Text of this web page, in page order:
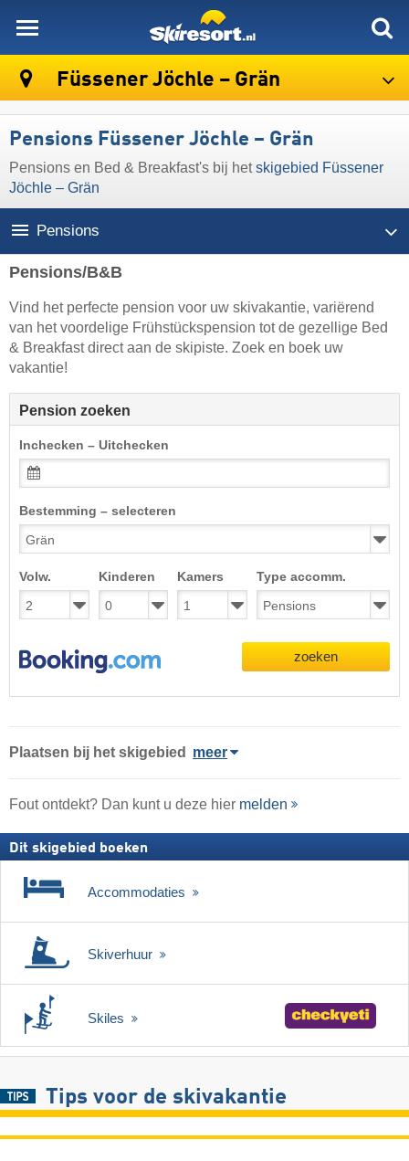
Füssener Jöchle – Grän
Pensions Füssener Jöchle – Grän
Pensions en Bed & Breakfast's bij hetskigebied Füssener
Jöchle – Grän
Pensions
Pensions/B&B
Vind het perfecte pension voor uw skivakantie, variërend
van het voordelige Frühstückspension tot de gezellige Bed
& Breakfast direct aan de skipiste. Zoek en boek uw
vakantie!
Pension zoeken
Inchecken – Uitchecken
Bestemming – selecteren
Volw. Kinderen Kamers Type accomm.
zoeken
Plaatsen bij het skigebied meer
Fout ontdekt? Dan kunt u deze hier melden
Dit skigebied boeken
Accommodaties
Skiverhuur
Skiles
Tips voor de skivakantie